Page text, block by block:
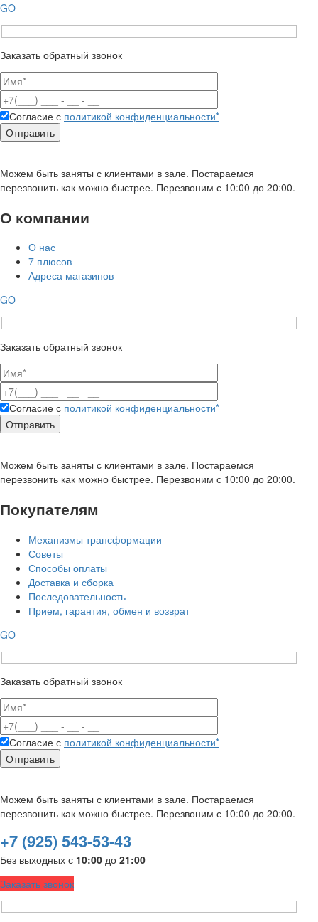
GO
Заказать обратный звонок
Согласие с политикой конфиденциальности*
Можем быть заняты с клиентами в зале. Постараемся
перезвонить как можно быстрее. Перезвоним с 10:00 до 20:00.
О компании
О нас
7 плюсов
Адреса магазинов
GO
Заказать обратный звонок
Согласие с политикой конфиденциальности*
Можем быть заняты с клиентами в зале. Постараемся
перезвонить как можно быстрее. Перезвоним с 10:00 до 20:00.
Покупателям
Механизмы трансформации
Советы
Способы оплаты
Доставка и сборка
Последовательность
Прием, гарантия, обмен и возврат
GO
Заказать обратный звонок
Согласие с политикой конфиденциальности*
Можем быть заняты с клиентами в зале. Постараемся
перезвонить как можно быстрее. Перезвоним с 10:00 до 20:00.
+7 (925) 543-53-43
Без выходных с 10:00 до 21:00
Заказать звонок